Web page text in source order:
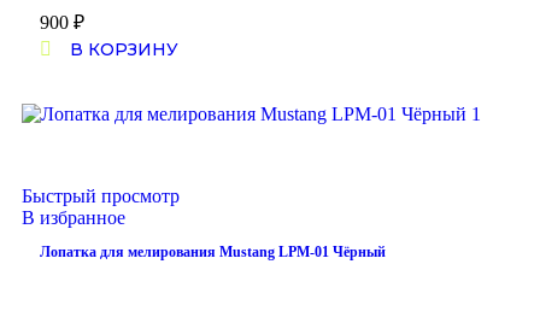
900 ₽
В КОРЗИНУ
Быстрый просмотр
В избранное
Лопатка для мелирования Mustang LPM-01 Чёрный